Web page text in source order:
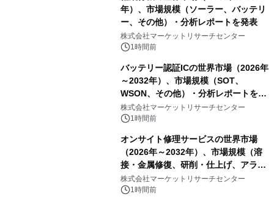
年）、市場規模（ソーラー、バッテリ
ー、その他）・分析レポートを発表
株式会社マーケットリサーチセンター
1時間前
バッテリー認証ICの世界市場（2026年
～2032年）、市場規模（SOT、
WSON、その他）・分析レポートを発
表
株式会社マーケットリサーチセンター
1時間前
オンサイト修理サービスの世界市場
（2026年～2032年）、市場規模（溶
接・金属修復、研削・仕上げ、アライ
メント、その他）・分析レポートを発
表
株式会社マーケットリサーチセンター
1時間前